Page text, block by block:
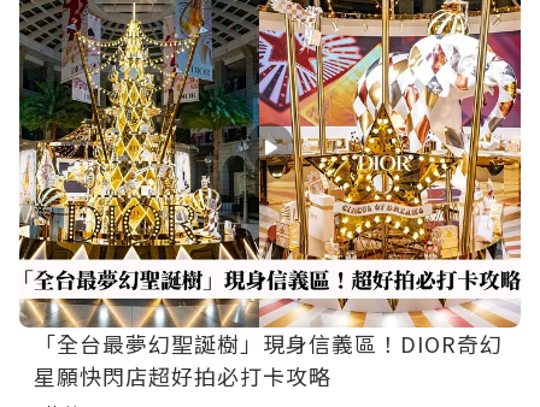
「全台最夢幻聖誕樹」現身信義區！DIOR奇幻
星願快閃店超好拍必打卡攻略